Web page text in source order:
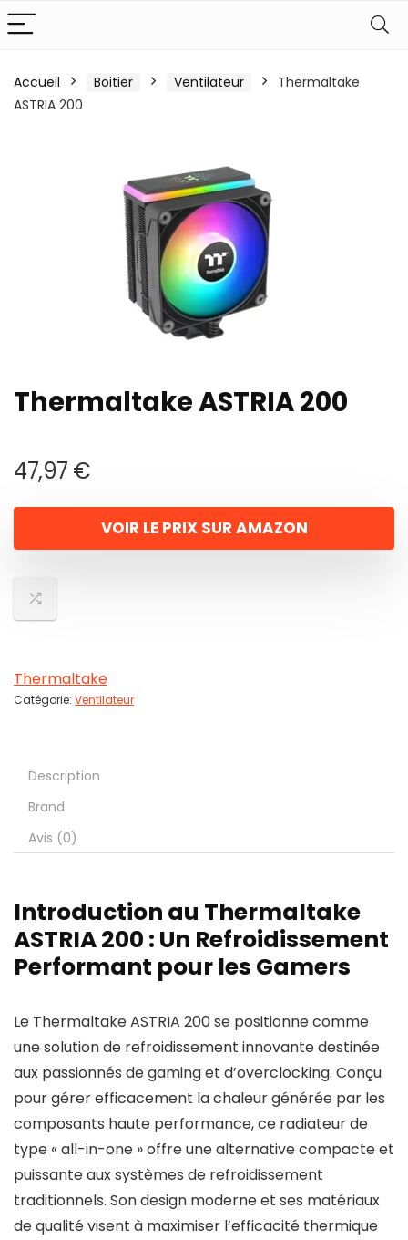
Accueil Boitier Ventilateur
Thermaltake
ASTRIA 200
Thermaltake ASTRIA 200
47,97 €
VOIR LE PRIX SUR AMAZON
Thermaltake
Catégorie: Ventilateur
Description
Brand
Avis (0)
Introduction au Thermaltake
ASTRIA 200 : Un Refroidissement
Performant pour les Gamers
Le Thermaltake ASTRIA 200 se positionne comme
une solution de refroidissement innovante destinée
aux passionnés de gaming et d’overclocking. Conçu
pour gérer efficacement la chaleur générée par les
composants haute performance, ce radiateur de
type « all-in-one » offre une alternative compacte et
puissante aux systèmes de refroidissement
traditionnels. Son design moderne et ses matériaux
de qualité visent à maximiser l’efficacité thermique